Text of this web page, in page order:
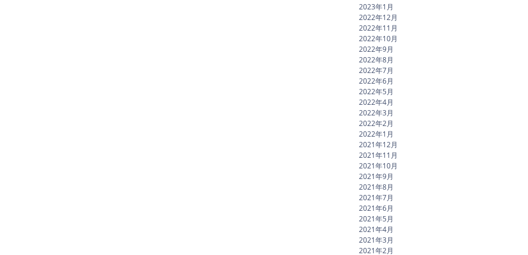
2023年1月
2022年12月
2022年11月
2022年10月
2022年9月
2022年8月
2022年7月
2022年6月
2022年5月
2022年4月
2022年3月
2022年2月
2022年1月
2021年12月
2021年11月
2021年10月
2021年9月
2021年8月
2021年7月
2021年6月
2021年5月
2021年4月
2021年3月
2021年2月